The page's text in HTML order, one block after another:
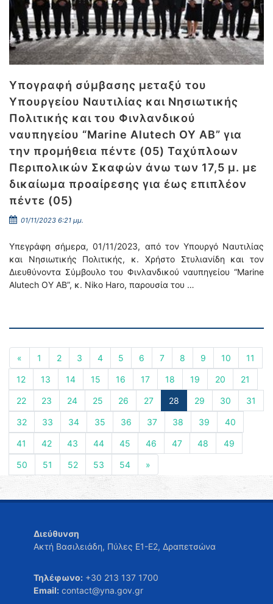
Υπογραφή σύμβασης μεταξύ του
Υπουργείου Ναυτιλίας και Νησιωτικής
Πολιτικής και του Φινλανδικού
ναυπηγείου “Marine Alutech OY AB” για
την προμήθεια πέντε (05) Ταχύπλοων
Περιπολικών Σκαφών άνω των 17,5 μ. με
δικαίωμα προαίρεσης για έως επιπλέον
πέντε (05)
01/11/2023 6:21 μμ.
Υπεγράφη σήμερα, 01/11/2023, από τον Υπουργό Ναυτιλίας
και Νησιωτικής Πολιτικής, κ. Χρήστο Στυλιανίδη και τον
Διευθύνοντα Σύμβουλο του Φινλανδικού ναυπηγείου “Marine
Alutech OY AB”, κ. Niko Haro, παρουσία του …
« 1 2 3 4 5 6 7 8 9 10 11
12 13 14 15 16 17 18 19 20 21
22 23 24 25 26 27 28 29 30 31
32 33 34 35 36 37 38 39 40
41 42 43 44 45 46 47 48 49
50 51 52 53 54 »
Διεύθυνση
Ακτή Βασιλειάδη, Πύλες Ε1-Ε2, Δραπετσώνα
Τηλέφωνο: +30 213 137 1700
Email: contact@yna.gov.gr